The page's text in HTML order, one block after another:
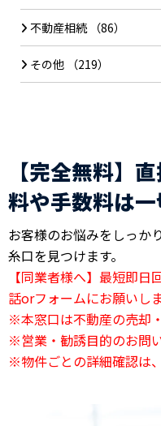
不動産相続（86）
その他 （219）
【完全無料】
料や手数料は一
お客様のお悩みをしっか
糸口を見つけます。
【同業者様へ】最短即
話orフォームにお願いしま
※本窓口は不動産の売却
※営業・勧誘目的のお問
※物件ごとの詳細確認は